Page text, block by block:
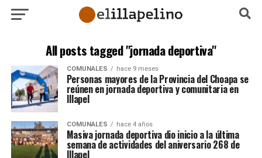
All posts tagged "jornada deportiva"
COMUNALES hace 9 meses
Personas mayores de la Provincia del Choapa se
reúnen en jornada deportiva y comunitaria en
Illapel
COMUNALES hace 4 años
Masiva jornada deportiva dio inicio a la última
semana de actividades del aniversario 268 de
Illapel